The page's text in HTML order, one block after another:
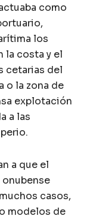
como
los
la costa y el
cetarias del
o la zona de
explotación
a las
a que el
casos,
modelos de